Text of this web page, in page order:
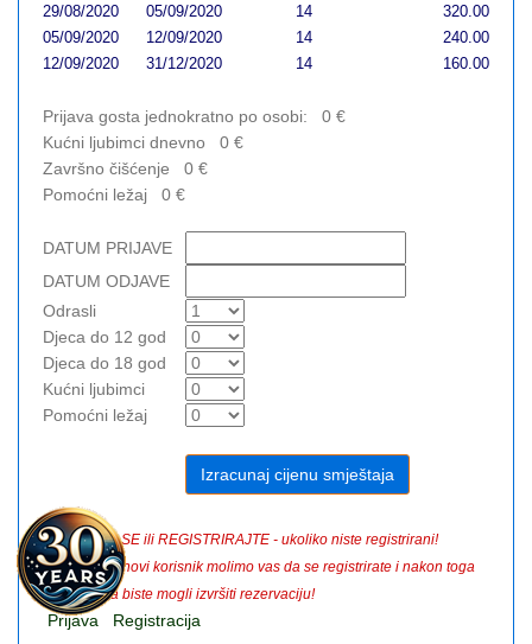
29/08/2020
05/09/2020 14
320.00
05/09/2020
12/09/2020 14
240.00
12/09/2020
31/12/2020 14 160.00
Prijava gosta jednokratno po osobi: 0 €
Kućni ljubimci dnevno
0 €
Završno čišćenje
0 €
Pomoćni ležaj
0 €
DATUM PRIJAVE
DATUM ODJAVE
Odrasli
Djeca do 12 god
Djeca do 18 god
Kućni ljubimci
Pomoćni ležaj
PRIJAVITE SE ili REGISTRIRAJTE - ukoliko niste registrirani!
Ukoliko ste novi korisnik molimo vas da se registrirate i nakon toga
prijavite da biste mogli izvršiti rezervaciju!
Prijava Registracija